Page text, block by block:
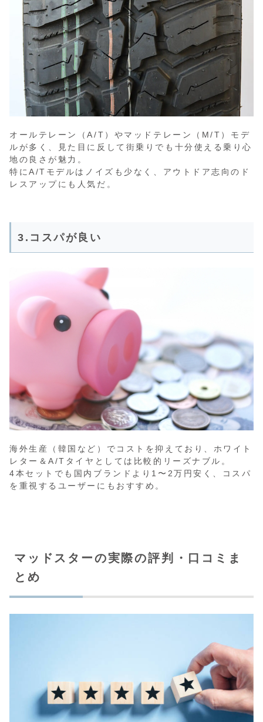
オールテレーン（A/T）やマッドテレーン（M/T）モデ
ルが多く、見た目に反して街乗りでも十分使える乗り心
地の良さが魅力。
特にA/Tモデルはノイズも少なく、アウトドア志向のド
レスアップにも人気だ。
3.コスパが良い
海外生産（韓国など）でコストを抑えており、ホワイト
レター＆A/Tタイヤとしては比較的リーズナブル。
4本セットでも国内ブランドより1〜2万円安く、コスパ
を重視するユーザーにもおすすめ。
マッドスターの実際の評判・口コミま
とめ